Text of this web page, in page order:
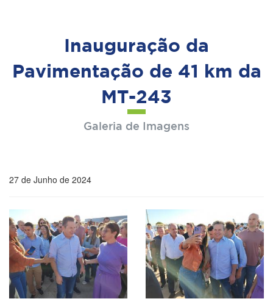
Inauguração da
Pavimentação de 41 km da
MT-243
Galeria de Imagens
27 de Junho de 2024